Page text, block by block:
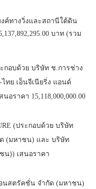
ค์ทางวิ่งและสถานีใต้ดิน
บาท (รวม
ะกอบด้วย บริษัท ช.การช่าง
ทย เอ็นจีเนียริ่ง แอนด์
ราคา 15,118,000,000.00
(ประกอบด้วย บริษัท
ด (มหาชน) และ บริษัท
น)) เสนอราคา
นสตรัคชั่น จํากัด (มหาชน)